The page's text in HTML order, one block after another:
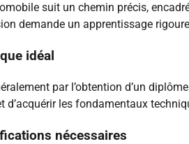
suit un chemin précis,
demande un apprentissage
idéal
par l’obtention d’un
d’acquérir les fondamentaux
nécessaires